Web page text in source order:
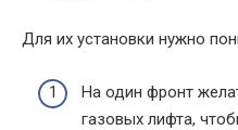
Для их установки нужно
На один фронт
газовых лифта,